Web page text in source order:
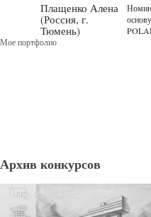
Плащенко Алена
(Россия, г.
Тюмень)
Мое портфолио
Архив конкурсов